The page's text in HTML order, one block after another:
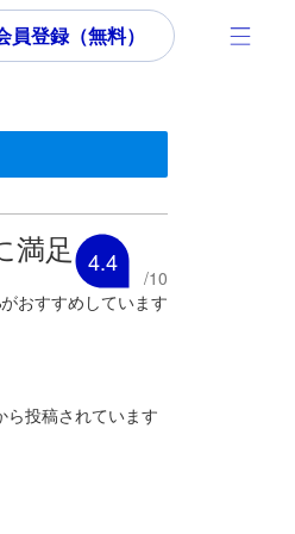
員登録（無料）
満足 4.4
/10
がおすすめしています
ら投稿されています